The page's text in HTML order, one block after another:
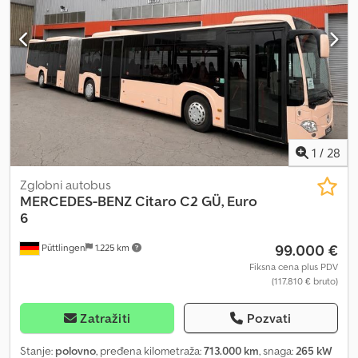
Webasto dodatno grejanje - Dimenzije vozila: 10.500 x 2.500 x
2.985 mm - 31 + 1 sedišta Chjdpfey Uu S Dex Anqoa - 52 mesta za
stajanje - 3x preklopna prozora - 2 vrata - Rampa za invalidska
kolica - Prednje gume oko 40% - Zadnje gume oko 40% Tehnički
pregled do 08 / 2026 Zadržavamo pravo na izmene i greške.
1 / 28
Püttlingen 1.225 km
Zglobni autobus
MERCEDES-BENZCitaro C2 GÜ, Euro
6
99.000 €
Fiksna cena plus PDV
(117.810 € bruto)
Zatražiti Pozvati
Stanje: polovno, pređena kilometraža:713.000 km, snaga: 265 kW